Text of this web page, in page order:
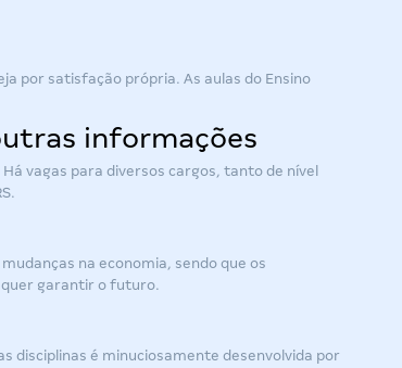
por satisfação própria. As aulas do Ensino
informações
vagas para diversos cargos, tanto de nível
na economia, sendo que os
quer garantir o futuro.
disciplinas é minuciosamente desenvolvida por